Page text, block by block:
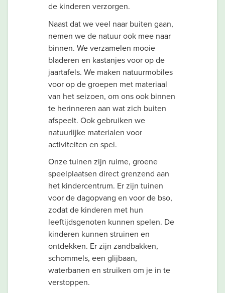
de kinderen verzorgen.
Naast dat we veel naar buiten gaan,
nemen we de natuur ook mee naar
binnen. We verzamelen mooie
bladeren en kastanjes voor op de
jaartafels. We maken natuurmobiles
voor op de groepen met materiaal
van het seizoen, om ons ook binnen
te herinneren aan wat zich buiten
afspeelt. Ook gebruiken we
natuurlijke materialen voor
activiteiten en spel.
Onze tuinen zijn ruime, groene
speelplaatsen direct grenzend aan
het kindercentrum. Er zijn tuinen
voor de dagopvang en voor de bso,
zodat de kinderen met hun
leeftijdsgenoten kunnen spelen. De
kinderen kunnen struinen en
ontdekken. Er zijn zandbakken,
schommels, een glijbaan,
waterbanen en struiken om je in te
verstoppen.